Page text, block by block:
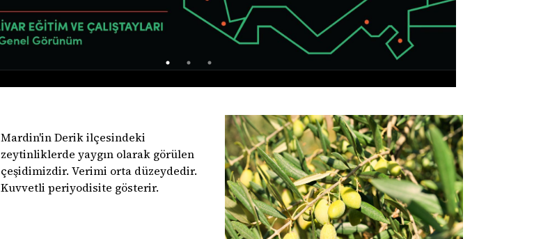
Mardin'in Derik ilçesindeki
zeytinliklerde yaygın olarak görülen
çeşidimizdir. Verimi orta düzeydedir.
Kuvvetli periyodisite gösterir.